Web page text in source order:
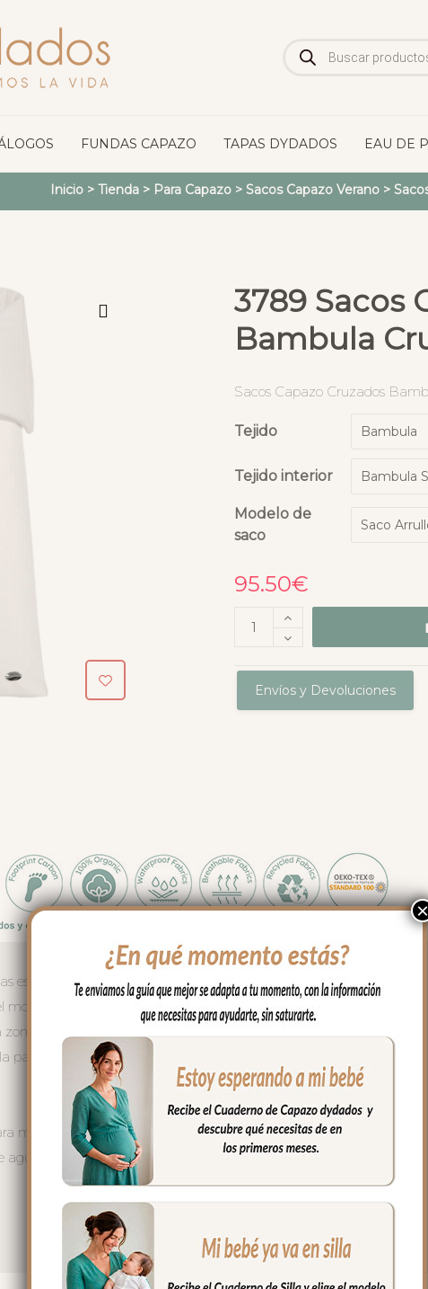
de
productos
FUNDAS CAPAZO TAPAS DYDADOS EAU DE
Inicio> Tienda> Para Capazo> Sacos Capazo Verano>
3789 Sacos
Bambula
Sacos Capazo Cruzados
Tejido
Tejido interior
Modelo de
saco
95.50€
Envíos y Devoluciones
es apto para todos los capazos.
para llevar en brazos…
de cabecita va abierto, apto para todo tipo de capazos.
parte de abajo con doble cremallera para mayor seguridad.
mayor confort del bebé y muy buena transpirabilidad.
fría, jabones no abrasivos y secado al natural.
×